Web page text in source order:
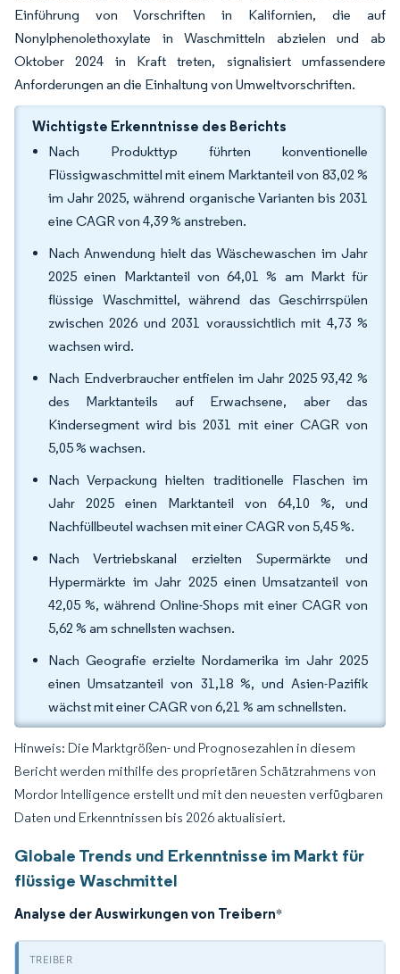
Einführung von Vorschriften in Kalifornien, die auf
Nonylphenolethoxylate in Waschmitteln abzielen und ab
Oktober 2024 in Kraft treten, signalisiert umfassendere
Anforderungen an die Einhaltung von Umweltvorschriften.
Wichtigste Erkenntnisse des Berichts
Nach Produkttyp führten konventionelle
Flüssigwaschmittel mit einem Marktanteil von 83,02 %
im Jahr 2025, während organische Varianten bis 2031
eine CAGR von 4,39 % anstreben.
Nach Anwendung hielt das Wäschewaschen im Jahr
2025 einen Marktanteil von 64,01 % am Markt für
flüssige Waschmittel, während das Geschirrspülen
zwischen 2026 und 2031 voraussichtlich mit 4,73 %
wachsen wird.
Nach Endverbraucher entfielen im Jahr 2025 93,42 %
des Marktanteils auf Erwachsene, aber das
Kindersegment wird bis 2031 mit einer CAGR von
5,05 % wachsen.
Nach Verpackung hielten traditionelle Flaschen im
Jahr 2025 einen Marktanteil von 64,10 %, und
Nachfüllbeutel wachsen mit einer CAGR von 5,45 %.
Nach Vertriebskanal erzielten Supermärkte und
Hypermärkte im Jahr 2025 einen Umsatzanteil von
42,05 %, während Online-Shops mit einer CAGR von
5,62 % am schnellsten wachsen.
Nach Geografie erzielte Nordamerika im Jahr 2025
einen Umsatzanteil von 31,18 %, und Asien-Pazifik
wächst mit einer CAGR von 6,21 % am schnellsten.
Hinweis: Die Marktgrößen- und Prognosezahlen in diesem
Bericht werden mithilfe des proprietären Schätzrahmens von
Mordor Intelligence erstellt und mit den neuesten verfügbaren
Daten und Erkenntnissen bis 2026 aktualisiert.
Globale Trends und Erkenntnisse im Markt für
flüssige Waschmittel
Analyse der Auswirkungen von Treibern*